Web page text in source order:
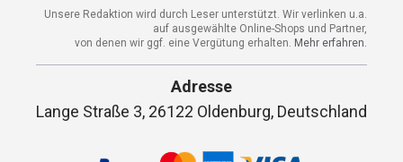
Unsere Redaktion wird durch Leser unterstützt. Wir verlinken u.a.
auf ausgewählte Online-Shops und Partner,
von denen wir ggf. eine Vergütung erhalten. Mehr erfahren.
Adresse
Lange Straße 3, 26122 Oldenburg, Deutschland